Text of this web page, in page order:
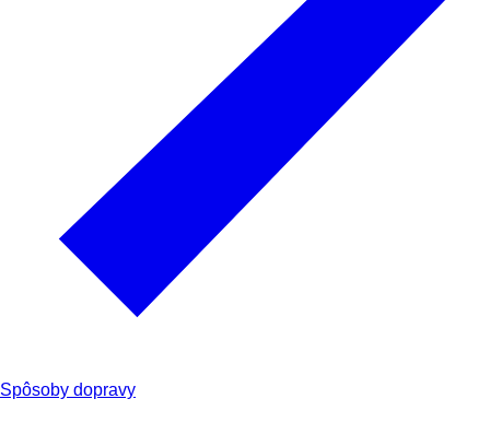
Spôsoby dopravy